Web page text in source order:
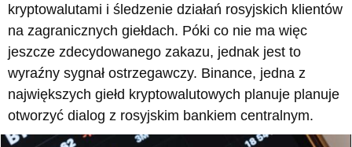
kryptowalutami i śledzenie działań rosyjskich klientów
na zagranicznych giełdach. Póki co nie ma więc
jeszcze zdecydowanego zakazu, jednak jest to
wyraźny sygnał ostrzegawczy. Binance, jedna z
największych giełd kryptowalutowych planuje planuje
otworzyć dialog z rosyjskim bankiem centralnym.